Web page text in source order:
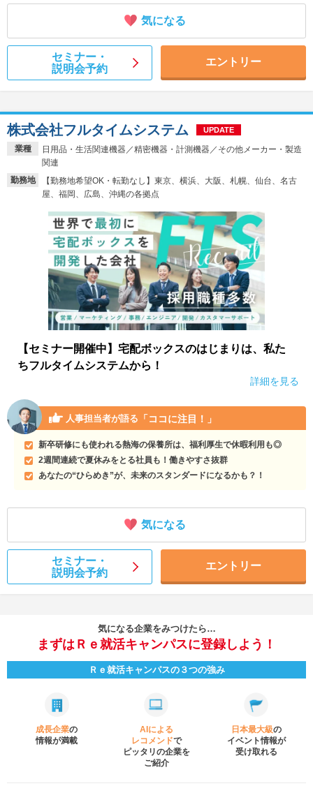
気になる
セミナー・
説明会予約
エントリー
業種
日用品・生活関連機器／精密機器・計測機器／その他メーカー・製造
関連
勤務地
【勤務地希望OK・転勤なし】東京、横浜、大阪、札幌、仙台、名古
屋、福岡、広島、沖縄の各拠点
株式会社フルタイムシステム UPDATE
【セミナー開催中】宅配ボックスのはじまりは、私た
ちフルタイムシステムから！
詳細を見る
人事担当者が語る 「ココに注目！」
新卒研修にも使われる熱海の保養所は、福利厚生で休暇利用も◎
2週間連続で夏休みをとる社員も！働きやすさ抜群
あなたの“ひらめき”が、未来のスタンダードになるかも？！
気になる
セミナー・
説明会予約
エントリー
気になる企業をみつけたら…
まずはＲｅ就活キャンパスに登録しよう！
Ｒｅ就活キャンパスの３つの強み
成長企業の
情報が満載
AIによる
レコメンドで
ピッタリの企業を
ご紹介
日本最大級の
イベント情報が
受け取れる